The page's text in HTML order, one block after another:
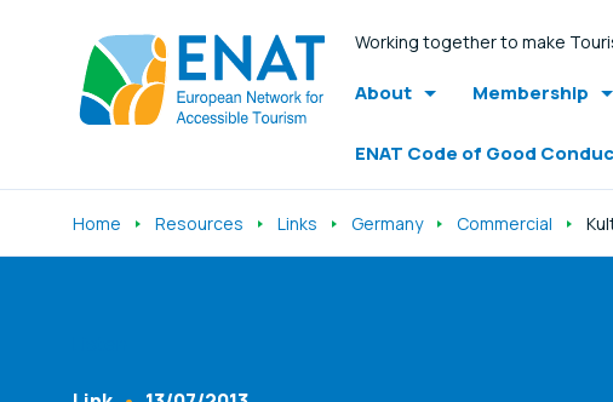
Working together to make
About Membership
ENAT Code of Good
Home Resources Links Germany Commercial